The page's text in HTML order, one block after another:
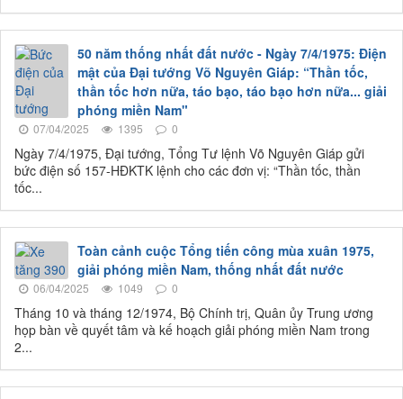
50 năm thống nhất đất nước - Ngày 7/4/1975: Điện
mật của Đại tướng Võ Nguyên Giáp: “Thần tốc,
thần tốc hơn nữa, táo bạo, táo bạo hơn nữa... giải
phóng miền Nam"
07/04/2025 1395 0
Ngày 7/4/1975, Đại tướng, Tổng Tư lệnh Võ Nguyên Giáp gửi
bức điện số 157-HĐKTK lệnh cho các đơn vị: “Thần tốc, thần
tốc...
Toàn cảnh cuộc Tổng tiến công mùa xuân 1975,
giải phóng miền Nam, thống nhất đất nước
06/04/2025 1049 0
Tháng 10 và tháng 12/1974, Bộ Chính trị, Quân ủy Trung ương
họp bàn về quyết tâm và kế hoạch giải phóng miền Nam trong
2...